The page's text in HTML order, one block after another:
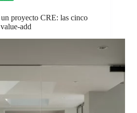
proyecto CRE: las cinco
add